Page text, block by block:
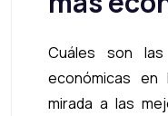
Cuáles son
económicas
mirada a las